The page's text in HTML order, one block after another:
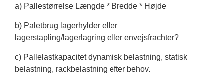
a) Pallestørrelse Længde * Bredde * Højde
b) Paletbrug lagerhylder eller
lagerstapling/lagerlagring eller envejsfrachter?
c) Pallelastkapacitet dynamisk belastning, statisk
belastning, rackbelastning efter behov.